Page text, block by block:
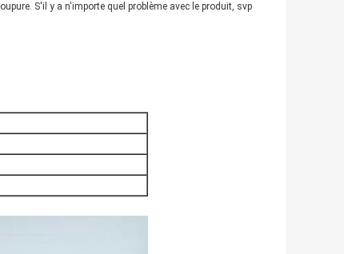
S'il y a n'importe quel problème avec le produit, svp